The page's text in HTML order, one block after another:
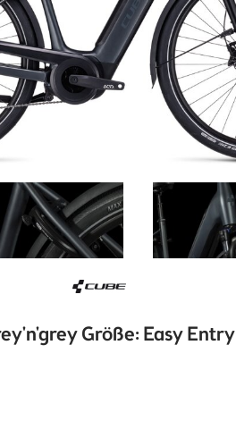
Größe: Easy Entry